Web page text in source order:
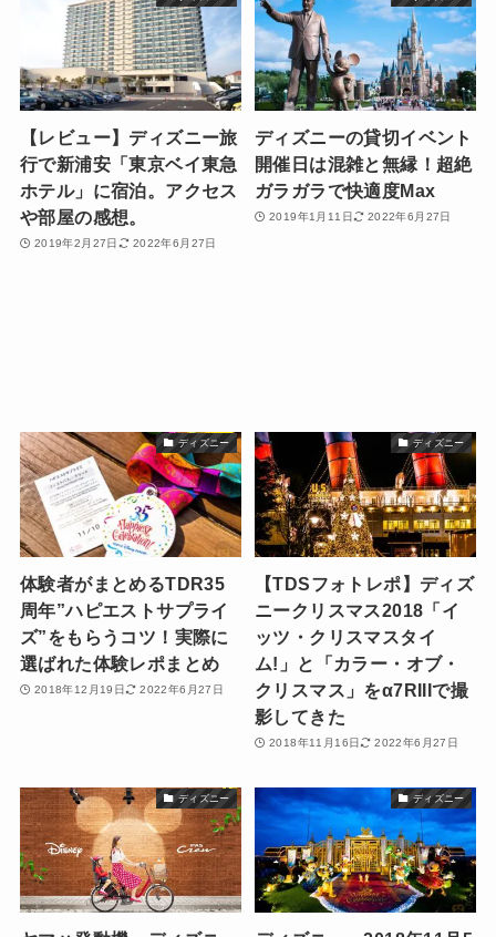
【レビュー】ディズニー旅
行で新浦安「東京ベイ東急
ホテル」に宿泊。アクセス
や部屋の感想。
2019年2月27日 2022年6月27日
ディズニーの貸切イベント
開催日は混雑と無縁！超絶
ガラガラで快適度Max
2019年1月11日 2022年6月27日
ディズニー
体験者がまとめるTDR35
周年”ハピエストサプライ
ズ”をもらうコツ！実際に
選ばれた体験レポまとめ
2018年12月19日 2022年6月27日
ディズニー
【TDSフォトレポ】ディズ
ニークリスマス2018「イ
ッツ・クリスマスタイ
ム!」と「カラー・オブ・
クリスマス」をα7RIIIで撮
影してきた
2018年11月16日 2022年6月27日
ディズニー ディズニー